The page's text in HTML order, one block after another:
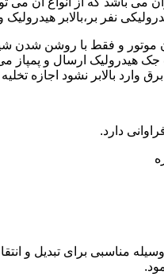
نفر بر،بالابر
موتور و فقط با روشن شدن
ارسال و پمپاز می
بالابر نشود اجازه
دارد.
مناسبی برای تبدیل و